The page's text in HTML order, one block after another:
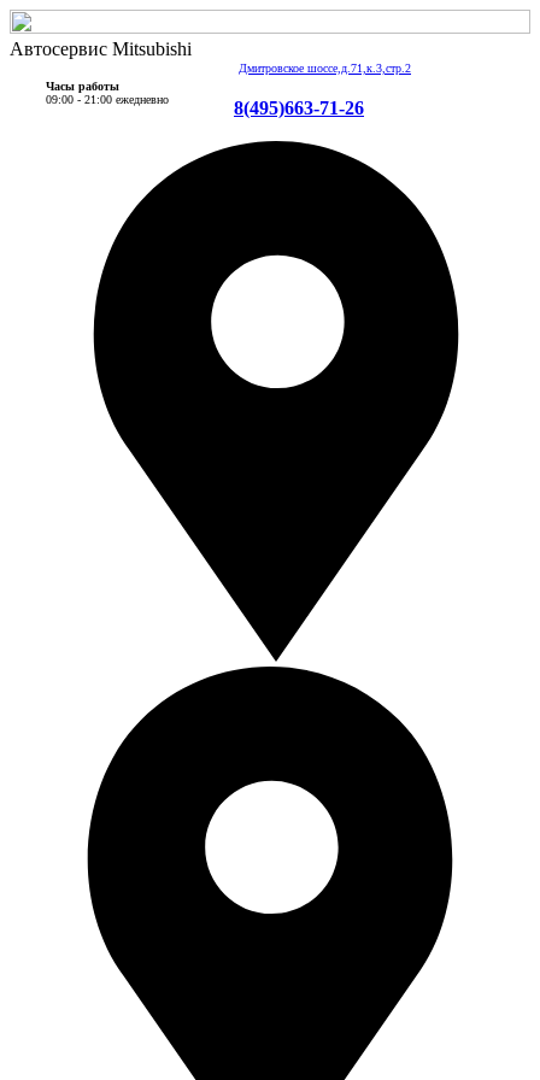
Автосервис Mitsubishi
Дмитровское шоссе,д.71,к.3,стр.2
Часы работы
09:00 - 21:00 ежедневно
8(495)663-71-26